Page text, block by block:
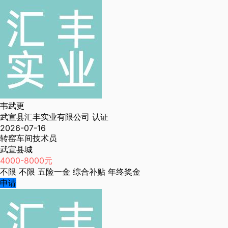
韦武更
武宣县汇丰实业有限公司 认证
2026-07-16
转窑车间技术员
武宣县城
4000-8000元
不限 不限 五险一金 综合补贴 年终奖金
申请